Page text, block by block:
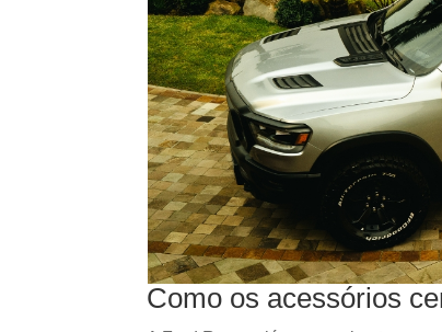
Como os acessórios